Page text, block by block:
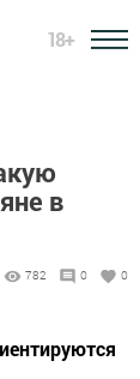
18+
в
782 0 0